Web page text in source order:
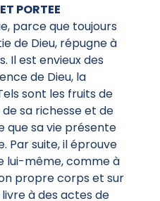
PORTEE
parce que toujours
de Dieu, répugne à
Il est envieux des
de Dieu, la
sont les fruits de
sa richesse et de
que sa vie présente
Par suite, il éprouve
lui-même, comme à
propre corps et sur
à des actes de